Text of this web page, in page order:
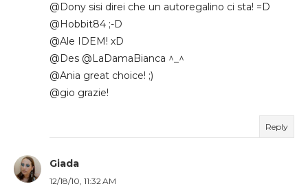
@Dony sisi direi che un autoregalino ci sta! =D
@Hobbit84 ;-D
@Ale IDEM! xD
@Des @LaDamaBianca ^_^
@Ania great choice! ;)
@gio grazie!
Reply
Giada
12/18/10, 11:32 AM